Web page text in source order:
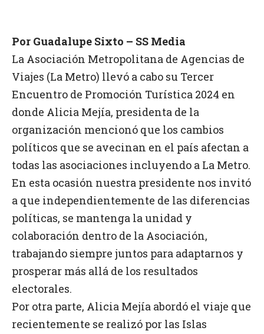
Por Guadalupe Sixto – SS Media
La Asociación Metropolitana de Agencias de
Viajes (La Metro) llevó a cabo su Tercer
Encuentro de Promoción Turística 2024 en
donde Alicia Mejía, presidenta de la
organización mencionó que los cambios
políticos que se avecinan en el país afectan a
todas las asociaciones incluyendo a La Metro.
En esta ocasión nuestra presidente nos invitó
a que independientemente de las diferencias
políticas, se mantenga la unidad y
colaboración dentro de la Asociación,
trabajando siempre juntos para adaptarnos y
prosperar más allá de los resultados
electorales.
Por otra parte, Alicia Mejía abordó el viaje que
recientemente se realizó por las Islas